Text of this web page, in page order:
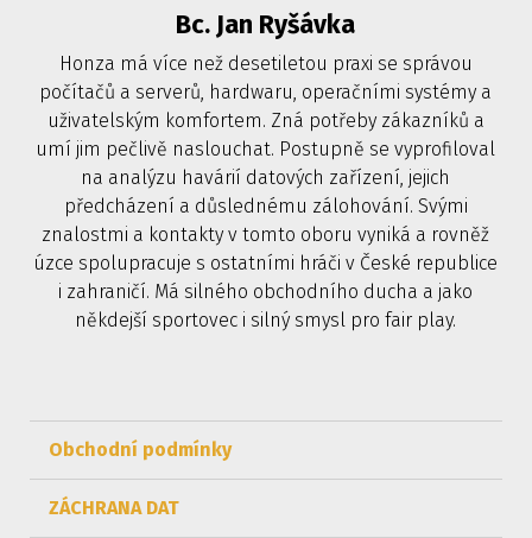
Bc. Jan Ryšávka
Honza má více než desetiletou praxi se správou
počítačů a serverů, hardwaru, operačními systémy a
uživatelským komfortem. Zná potřeby zákazníků a
umí jim pečlivě naslouchat. Postupně se vyprofiloval
na analýzu havárií datových zařízení, jejich
předcházení a důslednému zálohování. Svými
znalostmi a kontakty v tomto oboru vyniká a rovněž
úzce spolupracuje s ostatními hráči v České republice
i zahraničí. Má silného obchodního ducha a jako
někdejší sportovec i silný smysl pro fair play.
Obchodní podmínky
ZÁCHRANA DAT